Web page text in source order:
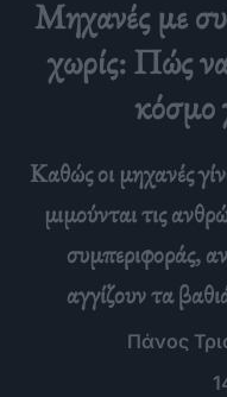
Μηχανές με
χωρίς: Πώς
κόσμο
Καθώς οι μηχανές
μιμούνται τις
συμπεριφοράς,
αγγίζουν τα
Πάνος